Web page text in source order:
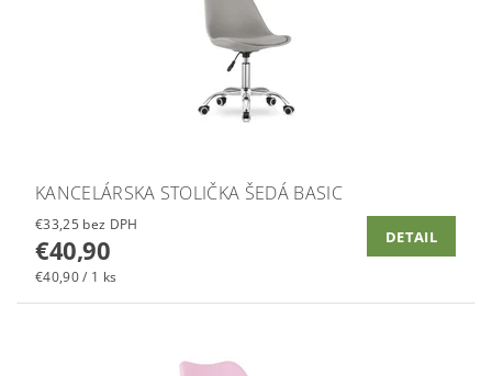
KANCELÁRSKA STOLIČKA ŠEDÁ BASIC
€33,25 bez DPH
€40,90
€40,90 / 1 ks
DETAIL